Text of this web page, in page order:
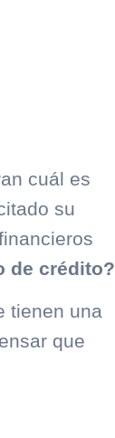
cuál es
su
de crédito?
tienen una
que